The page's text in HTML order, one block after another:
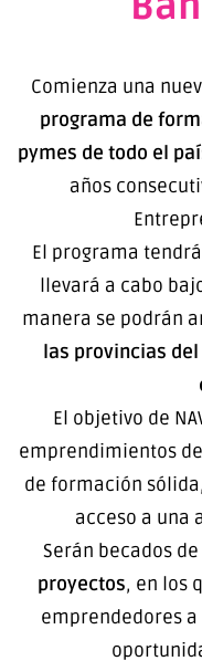
Comienza una
programa de
pymes de todo el
años
El programa
llevará a cabo
manera se podrán
las provincias
El objetivo de
emprendimientos
de formación
acceso a una
Serán becados
proyectos, en los
emprendedores a